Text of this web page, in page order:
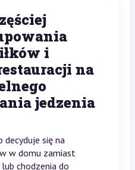
i
na
jedzenia
decyduje się na
w domu zamiast
chodzenia do